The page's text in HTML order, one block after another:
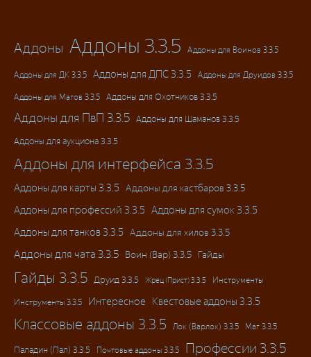
Аддоны Аддоны 3.3.5 Аддоны для Воинов 3.3.5
Аддоны для ДК 3.3.5 Аддоны для ДПС 3.3.5 Аддоны для Друидов 3.3.5
Аддоны для Магов 3.3.5 Аддоны для Охотников 3.3.5
Аддоны для ПвП 3.3.5 Аддоны для Шаманов 3.3.5
Аддоны для аукциона 3.3.5
Аддоны для интерфейса 3.3.5
Аддоны для карты 3.3.5 Аддоны для кастбаров 3.3.5
Аддоны для профессий 3.3.5 Аддоны для сумок 3.3.5
Аддоны для танков 3.3.5 Аддоны для хилов 3.3.5
Аддоны для чата 3.3.5 Воин (Вар) 3.3.5 Гайды
Гайды 3.3.5 Друид 3.3.5 Жрец (Прист) 3.3.5 Инструменты
Инструменты 3.3.5 Интересное Квестовые аддоны 3.3.5
Классовые аддоны 3.3.5 Лок (Варлок) 3.3.5 Маг 3.3.5
Паладин (Пал) 3.3.5 Почтовые аддоны 3.3.5 Профессии 3.3.5